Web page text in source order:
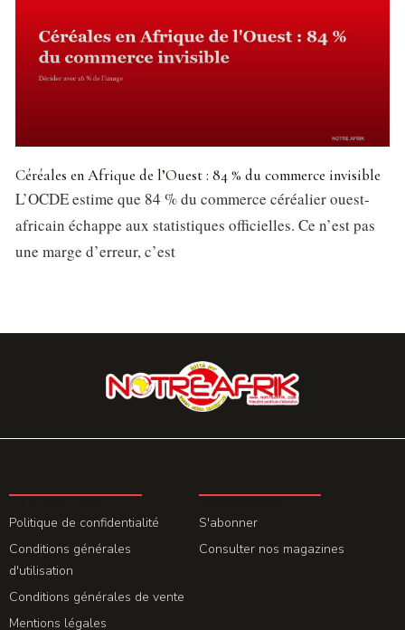
Céréales en Afrique de l’Ouest : 84 % du commerce invisible
L’OCDE estime que 84 % du commerce céréalier ouest-
africain échappe aux statistiques officielles. Ce n’est pas
une marge d’erreur, c’est
Politique de confidentialité
Conditions générales
d'utilisation
Conditions générales de vente
Mentions légales
S'abonner
Consulter nos magazines